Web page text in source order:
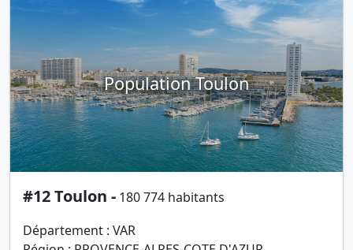
Population Toulon
#12 Toulon - 180 774 habitants
Département : VAR